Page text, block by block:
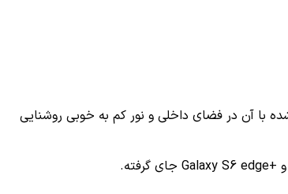
گرفته شده با آن در فضای داخلی و نور کم به خوبی روشنایی
Galaxy S6 edge+ جای گرفته.